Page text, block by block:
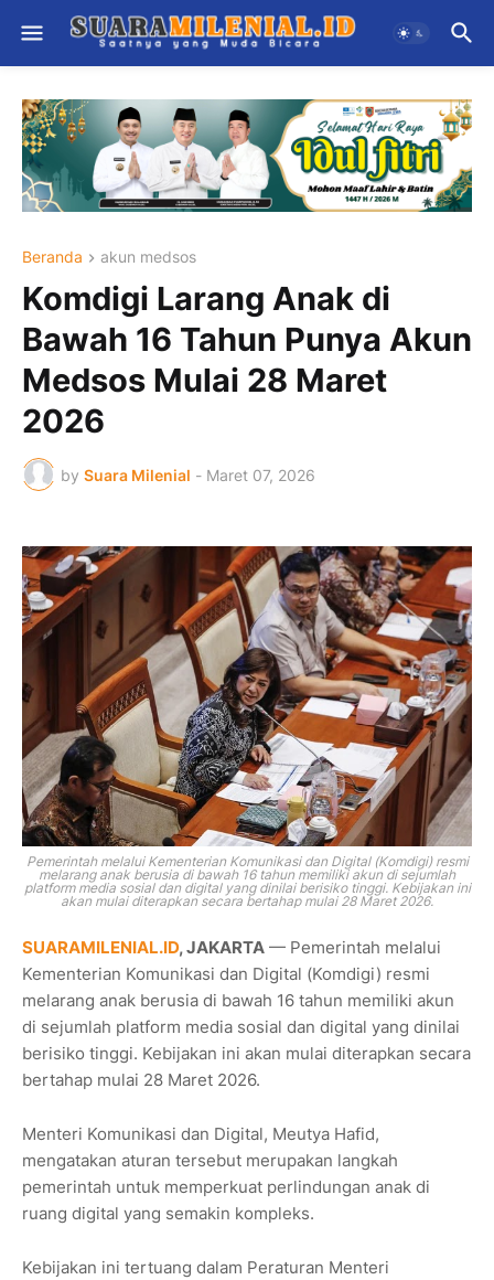
Beranda akun medsos
Komdigi Larang Anak di
Bawah 16 Tahun Punya Akun
Medsos Mulai 28 Maret
2026
by Suara Milenial - Maret 07, 2026
Pemerintah melalui Kementerian Komunikasi dan Digital (Komdigi) resmi
melarang anak berusia di bawah 16 tahun memiliki akun di sejumlah
platform media sosial dan digital yang dinilai berisiko tinggi. Kebijakan ini
akan mulai diterapkan secara bertahap mulai 28 Maret 2026.
SUARAMILENIAL.ID, JAKARTA — Pemerintah melalui
Kementerian Komunikasi dan Digital (Komdigi) resmi
melarang anak berusia di bawah 16 tahun memiliki akun
di sejumlah platform media sosial dan digital yang dinilai
berisiko tinggi. Kebijakan ini akan mulai diterapkan secara
bertahap mulai 28 Maret 2026.
Menteri Komunikasi dan Digital, Meutya Hafid,
mengatakan aturan tersebut merupakan langkah
pemerintah untuk memperkuat perlindungan anak di
ruang digital yang semakin kompleks.
Kebijakan ini tertuang dalam Peraturan Menteri